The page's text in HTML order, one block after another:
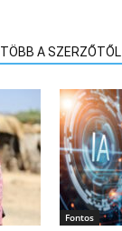
TÖBB A SZERZŐTŐL
Fontos